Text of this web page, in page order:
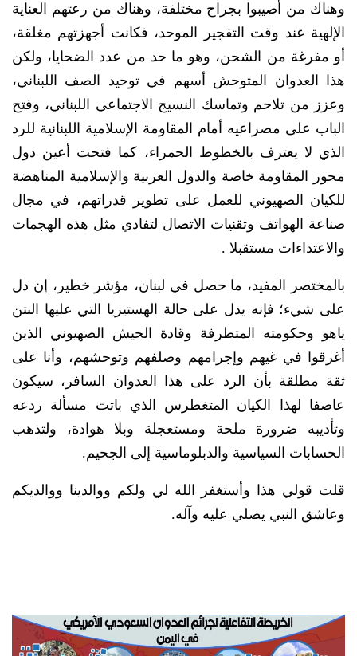
وهناك من أصيبوا بجراح مختلفة، وهناك من رعتهم العناية
الإلهية عند وقت التفجير الموحد، فكانت أجهزتهم مغلقة،
أو مفرغة من الشحن، وهو ما حد من عدد الضحايا، ولكن
هذا العدوان المتوحش أسهم في توحيد الصف اللبناني،
وعزز من تلاحم وتماسك النسيج الاجتماعي اللبناني، وفتح
الباب على مصراعيه أمام المقاومة الإسلامية اللبنانية للرد
الذي لا يعترف بالخطوط الحمراء، كما فتحت أعين دول
محور المقاومة خاصة والدول العربية والإسلامية المناهضة
للكيان الصهيوني للعمل على تطوير قدراتهم، في مجال
صناعة الهواتف وتقنيات الاتصال لتفادي مثل هذه الهجمات
والاعتداءات مستقبلا .
بالمختصر المفيد، ما حصل في لبنان، مؤشر خطير، إن دل
على شيء؛ فإنه يدل على حالة الهستيريا التي عليها النتن
ياهو وحكومته المتطرفة وقادة الجيش الصهيوني الذين
أغرقوا في غيهم وإجرامهم وصلفهم وتوحشهم، وأنا على
ثقة مطلقة بأن الرد على هذا العدوان السافر، سيكون
عاصفا لهذا الكيان المتغطرس الذي باتت مسألة ردعه
وتأديبه ضرورة ملحة ومستعجلة وبلا هوادة، ولتذهب
الحسابات السياسية والدبلوماسية إلى الجحيم.
قلت قولي هذا وأستغفر الله لي ولكم ووالدينا ووالديكم
وعاشق النبي يصلي عليه وآله.